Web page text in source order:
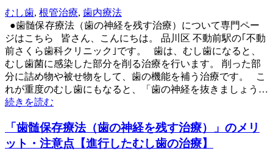
むし歯, 根管治療, 歯内療法
●歯髄保存療法（歯の神経を残す治療）について専門ペー
ジはこちら 皆さん、こんにちは。 品川区 不動前駅の｢不動
前さくら歯科クリニック｣です。 歯は、むし歯になると、
むし歯菌に感染した部分を削る治療を行います。 削った部
分に詰め物や被せ物をして、歯の機能を補う治療です。 こ
れが重度のむし歯にもなると、「歯の神経を抜きましょう…
続きを読む
「歯髄保存療法（歯の神経を残す治療）」のメリ
ット・注意点【進行したむし歯の治療】